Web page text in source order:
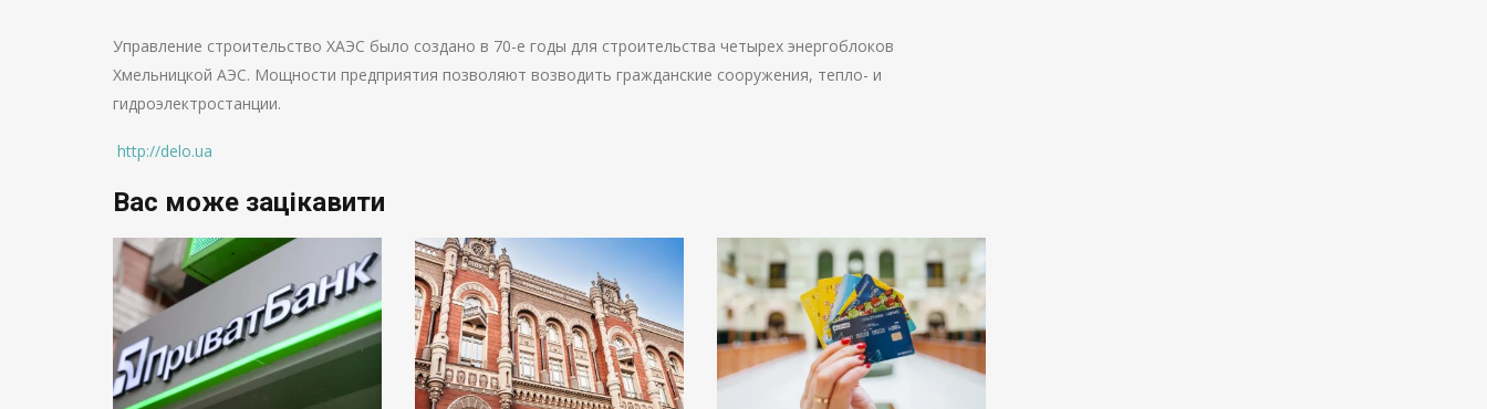
Управление строительство ХАЭС было создано в 70-е годы для строительства четырех энергоблоков
Хмельницкой АЭС. Мощности предприятия позволяют возводить гражданские сооружения, тепло- и
гидроэлектростанции.
http://delo.ua
Вас може зацікавити